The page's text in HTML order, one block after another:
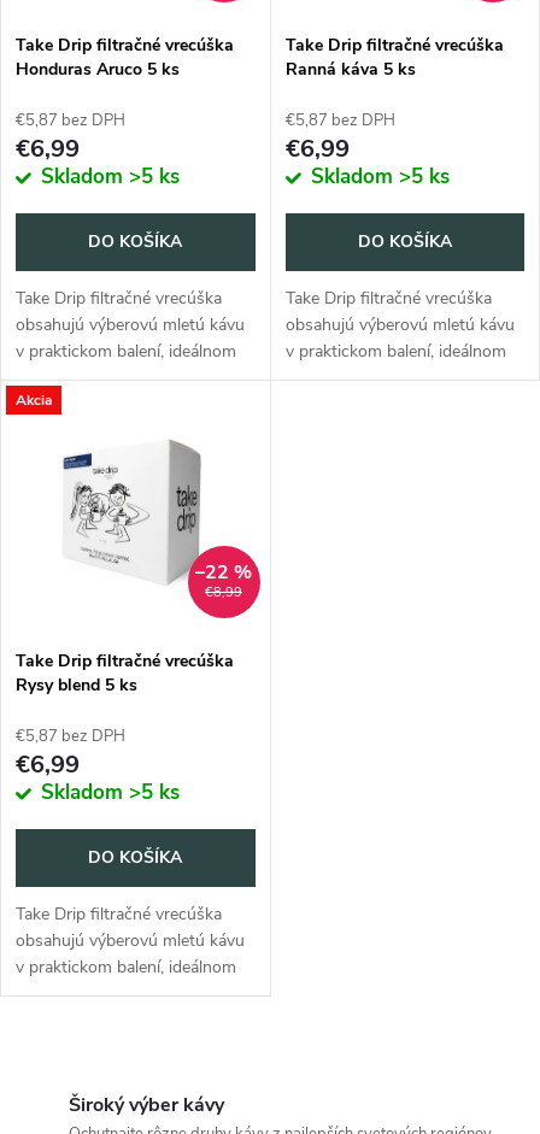
e
p
r
d
u
k
s
p
r
o
d
u
k
Take Drip filtračné vrecúška
Honduras Aruco 5 ks
€5,87 bez DPH
€6,99
Skladom >5 ks
DO KOŠÍKA
Take Drip filtračné vrecúška
obsahujú výberovú mletú kávu
v praktickom balení, ideálnom
na cesty. Dátum
balenia: 23.11.2025.
Take Drip filtračné vrecúška
Ranná káva 5 ks
€5,87 bez DPH
€6,99
Skladom >5 ks
DO KOŠÍKA
Take Drip filtračné vrecúška
obsahujú výberovú mletú kávu
v praktickom balení, ideálnom
na cesty. Dátum
Akcia
€8,99
–22 %
Take Drip filtračné vrecúška
Rysy blend 5 ks
€5,87 bez DPH
€6,99
Skladom >5 ks
DO KOŠÍKA
Take Drip filtračné vrecúška
obsahujú výberovú mletú kávu
v praktickom balení, ideálnom
na cesty. Dátum
Široký výber kávy